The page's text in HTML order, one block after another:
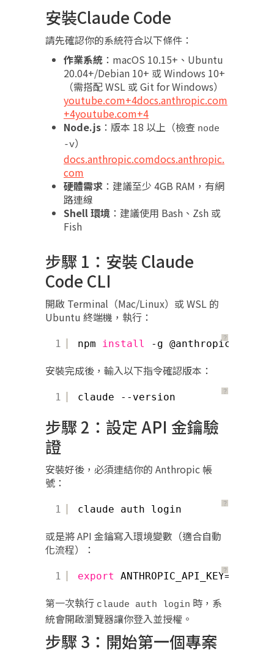
安裝Claude Code
請先確認你的系統符合以下條件：
作業系統 ：macOS 10.15+、Ubuntu
20.04+/Debian 10+ 或 Windows 10+
（需搭配 WSL 或 Git for Windows）
youtube.com+4docs.anthropic.com
+4youtube.com+4
Node.js ：版本 18 以上（檢查 node
-v）
docs.anthropic.comdocs.anthropic.
com
硬體需求 ：建議至少 4GB RAM，有網
路連線
Shell 環境 ：建議使用 Bash、Zsh 或
Fish
步驟 1：安裝 Claude
Code CLI
開啟 Terminal（Mac/Linux）或 WSL 的
Ubuntu 終端機，執行：
？
1 npm install -g @anthropic-ai
安裝完成後，輸入以下指令確認版本：
？
1 claude --version
步驟 2：設定 API 金鑰驗
證
安裝好後，必須連結你的 Anthropic 帳
號：
？
1 claude auth login
或是將 API 金鑰寫入環境變數（適合自動
化流程）：
？
1 export ANTHROPIC_API_KEY=
第一次執行 claude auth login 時，系
統會開啟瀏覽器讓你登入並授權。
步驟 3：開始第一個專案